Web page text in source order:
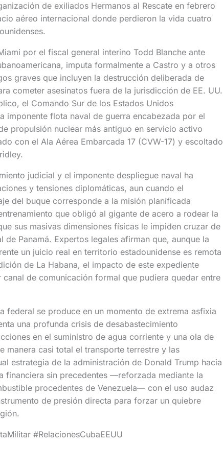
de exiliados Hermanos al Rescate en febrero
aéreo internacional donde perdieron la vida cuatro
por el fiscal general interino Todd Blanche ante
imputa formalmente a Castro y a otros
graves que incluyen la destrucción deliberada de
cometer asesinatos fuera de la jurisdicción de EE. UU.
el Comando Sur de los Estados Unidos
imponente flota naval de guerra encabezada por el
propulsión nuclear más antiguo en servicio activo
con el Ala Aérea Embarcada 17 (CVW-17) y escoltado
judicial y el imponente despliegue naval ha
y tensiones diplomáticas, aun cuando el
del buque corresponde a la misión planificada
que obligó al gigante de acero a rodear la
sus masivas dimensiones físicas le impiden cruzar de
de Panamá. Expertos legales afirman que, aunque la
un juicio real en territorio estadounidense es remota
de La Habana, el impacto de este expediente
de comunicación formal que pudiera quedar entre
federal se produce en un momento de extrema asfixia
una profunda crisis de desabastecimiento
en el suministro de agua corriente y una ola de
manera casi total el transporte terrestre y las
estrategia de la administración de Donald Trump hacia
financiera sin precedentes —reforzada mediante la
procedentes de Venezuela— con el uso audaz
de presión directa para forzar un quiebre
#RelacionesCubaEEUU